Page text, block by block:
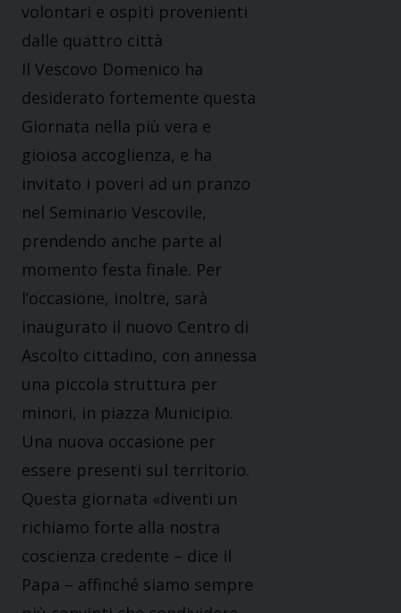
volontari e ospiti provenienti
dalle quattro città
Il Vescovo Domenico ha
desiderato fortemente questa
Giornata nella più vera e
gioiosa accoglienza, e ha
invitato i poveri ad un pranzo
nel Seminario Vescovile,
prendendo anche parte al
momento festa finale. Per
l’occasione, inoltre, sarà
inaugurato il nuovo Centro di
Ascolto cittadino, con annessa
una piccola struttura per
minori, in piazza Municipio.
Una nuova occasione per
essere presenti sul territorio.
Questa giornata «diventi un
richiamo forte alla nostra
coscienza credente – dice il
Papa – affinché siamo sempre